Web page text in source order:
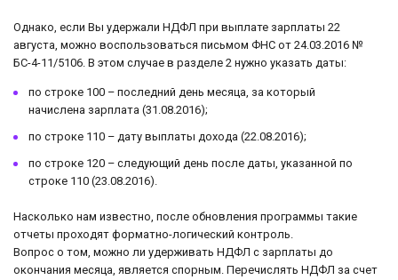
Однако, если Вы удержали НДФЛ при выплате зарплаты 22
августа, можно воспользоваться письмом ФНС от 24.03.2016 №
БС-4-11/5106. В этом случае в разделе 2 нужно указать даты:
по строке 100 – последний день месяца, за который
начислена зарплата (31.08.2016);
по строке 110 – дату выплаты дохода (22.08.2016);
по строке 120 – следующий день после даты, указанной по
строке 110 (23.08.2016).
Насколько нам известно, после обновления программы такие
отчеты проходят форматно-логический контроль.
Вопрос о том, можно ли удерживать НДФЛ с зарплаты до
окончания месяца, является спорным. Перечислять НДФЛ за счет